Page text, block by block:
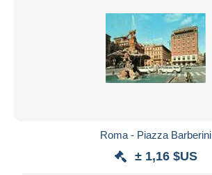
Roma - Piazza Barberini
± 1,16 $US